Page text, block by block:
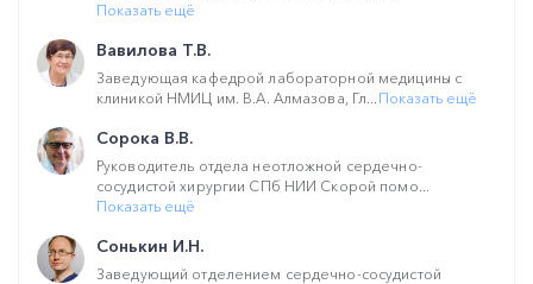
Показать ещё
Вавилова Т.В.
Заведующая кафедрой лабораторной медицины с
клиникой НМИЦ им. В.А. Алмазова, Гл... Показать ещё
Сорока В.В.
Руководитель отдела неотложной сердечно-
сосудистой хирургии СПб НИИ Скорой помо...
Показать ещё
Сонькин И.Н.
Заведующий отделением сердечно-сосудистой